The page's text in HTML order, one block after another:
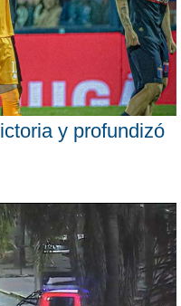
y profundizó